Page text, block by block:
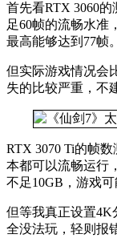
首先看RTX 3060
足60帧的流畅水准
最高能够达到77帧。
但实际游戏情况会
失的比较严重，不
RTX 3070 Ti的帧
本都可以流畅运行
不足10GB，游戏可
但等我真正设置
全没法玩，轻则报